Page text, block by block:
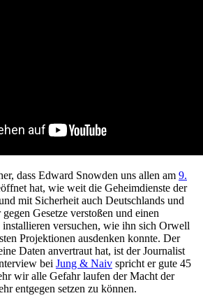
dass Edward Snowden uns allen am 9.
hat, wie weit die Geheimdienste der
mit Sicherheit auch Deutschlands und
Gesetze verstoßen und einen
installieren versuchen, wie ihn sich Orwell
Projektionen ausdenken konnte. Der
Daten anvertraut hat, ist der Journalist
bei Jung & Naiv spricht er gute 45
wir alle Gefahr laufen der Macht der
entgegen setzen zu können.